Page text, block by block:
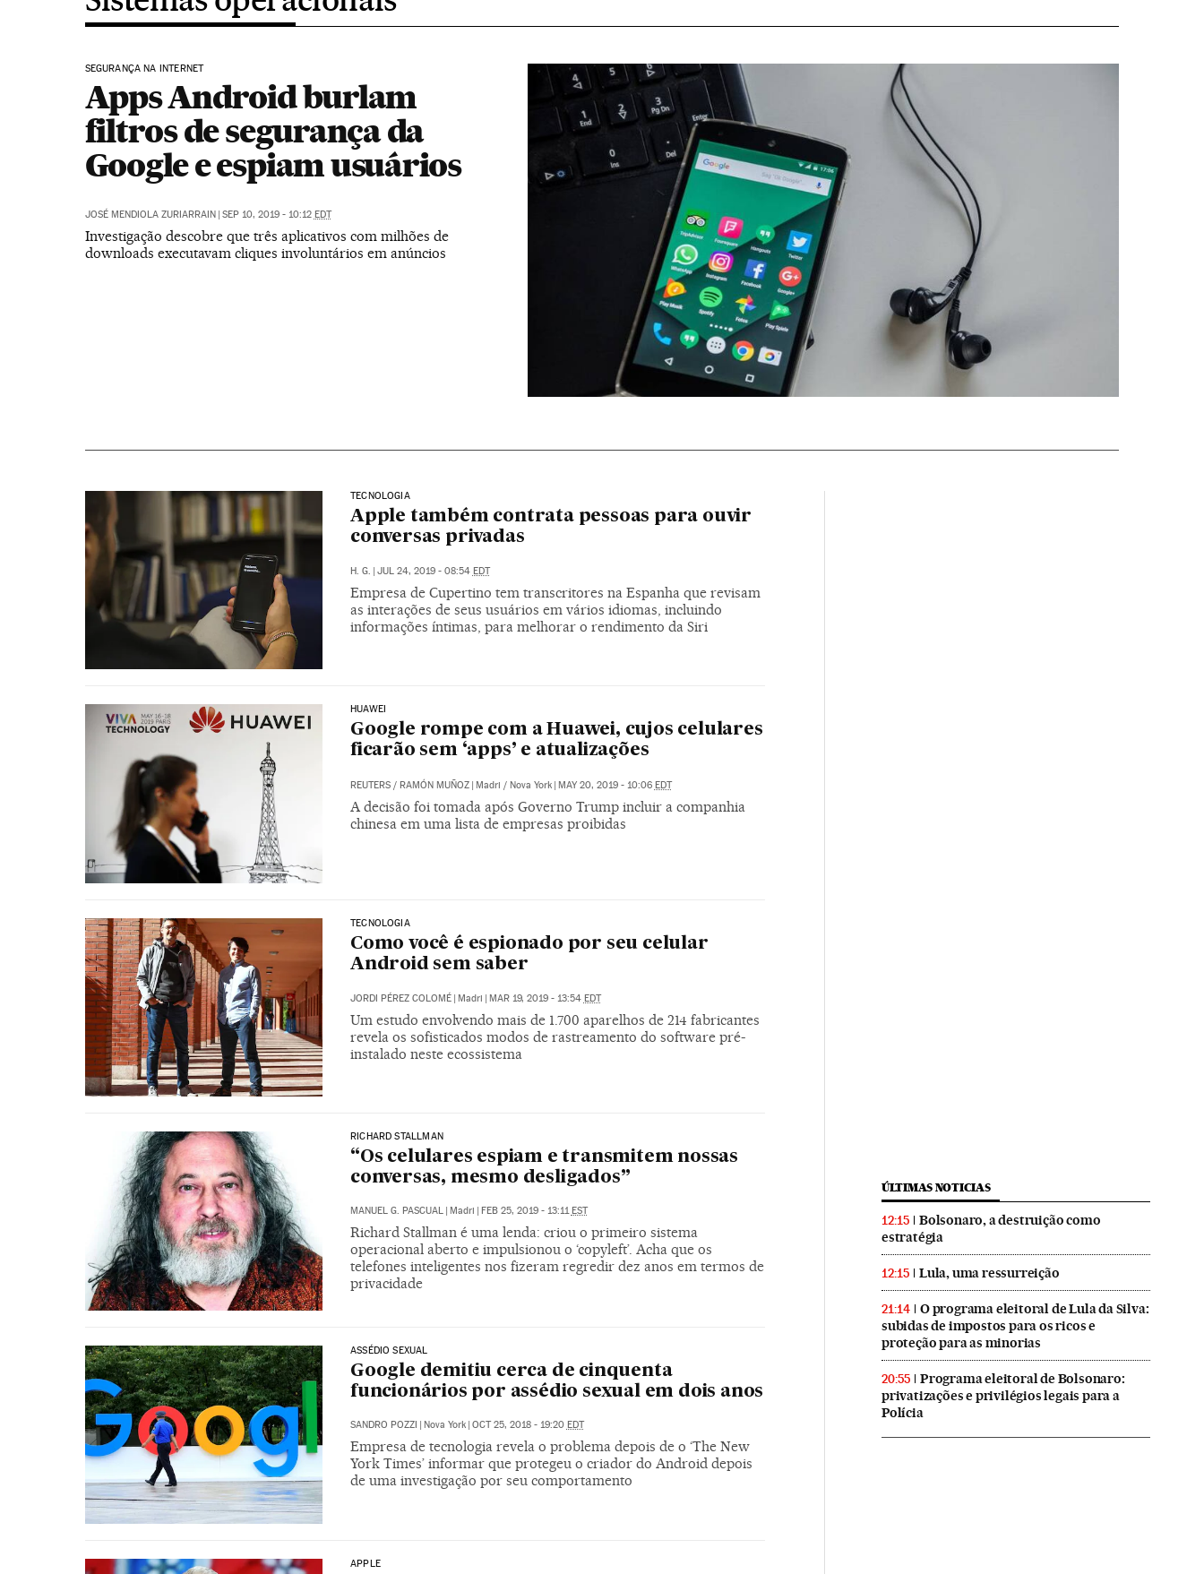
SEGURANÇA NA INTERNET
Apps Android burlam
filtros de segurança da
Google e espiam usuários
JOSÉ MENDIOLA ZURIARRAIN | SEP 10, 2019 - 10:12 EDT
Investigação descobre que três aplicativos com milhões de
downloads executavam cliques involuntários em anúncios
TECNOLOGIA
Apple também contrata pessoas para ouvir
conversas privadas
H. G. | JUL 24, 2019 - 08:54 EDT
Empresa de Cupertino tem transcritores na Espanha que revisam
as interações de seus usuários em vários idiomas, incluindo
informações íntimas, para melhorar o rendimento da Siri
HUAWEI
Google rompe com a Huawei, cujos celulares
ficarão sem ‘apps’ e atualizações
REUTERS/ RAMÓN MUÑOZ Madri / Nova York MAY 20, 2019 - 10:06 EDT
A decisão foi tomada após Governo Trump incluir a companhia
chinesa em uma lista de empresas proibidas
TECNOLOGIA
Como você é espionado por seu celular
Android sem saber
JORDI PÉREZ COLOMÉ | Madri | MAR 19, 2019 - 13:54 EDT
Um estudo envolvendo mais de 1.700 aparelhos de 214 fabricantes
revela os sofisticados modos de rastreamento do software pré-
instalado neste ecossistema
RICHARD STALLMAN
“Os celulares espiam e transmitem nossas
conversas, mesmo desligados”
MANUEL G. PASCUAL Madri FEB 25, 2019 - 13:11 EST
Richard Stallman é uma lenda: criou o primeiro sistema
operacional aberto e impulsionou o ‘copyleft’. Acha que os
telefones inteligentes nos fizeram regredir dez anos em termos de
privacidade
ASSÉDIO SEXUAL
Google demitiu cerca de cinquenta
funcionários por assédio sexual em dois anos
SANDRO POZZI Nova York OCT 25, 2018 - 19:20 EDT
Empresa de tecnologia revela o problema depois de o ‘The New
York Times’ informar que protegeu o criador do Android depois
de uma investigação por seu comportamento
APPLE
ÚLTIMAS NOTICIAS
12:15
Bolsonaro, a destruição como
estratégia
12:15 Lula, uma ressurreição
21:14
O programa eleitoral de Lula da Silva:
subidas de impostos para os ricos e
proteção para as minorias
20:55
Programa eleitoral de Bolsonaro:
privatizações e privilégios legais para a
Polícia